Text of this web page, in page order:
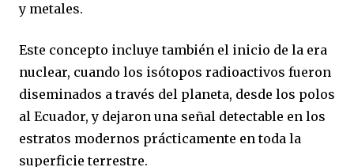
y metales.
Este concepto incluye también el inicio de la era
nuclear, cuando los isótopos radioactivos fueron
diseminados a través del planeta, desde los polos
al Ecuador, y dejaron una señal detectable en los
estratos modernos prácticamente en toda la
superficie terrestre.